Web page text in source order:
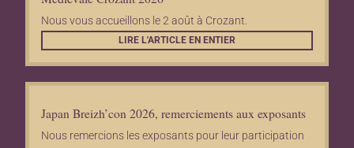
Nous vous accueillons le 2 août à Crozant.
LIRE L'ARTICLE EN ENTIER
Japan Breizh’con 2026, remerciements aux exposants
Nous remercions les exposants pour leur participation